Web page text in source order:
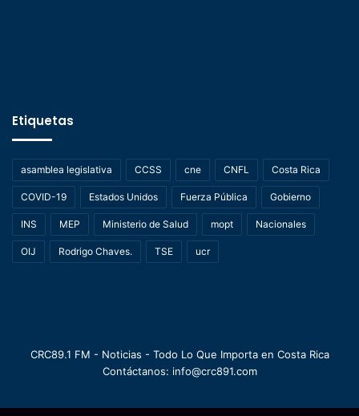
Etiquetas
asamblea legislativa CCSS cne CNFL Costa Rica
COVID-19 Estados Unidos Fuerza Pública Gobierno
INS MEP Ministerio de Salud mopt Nacionales
OIJ Rodrigo Chaves. TSE ucr
CRC89.1 FM - Noticias - Todo Lo Que Importa en Costa Rica
Contáctanos: info@crc891.com